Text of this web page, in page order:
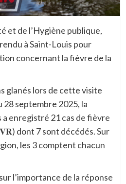
et de l’Hygiène publique,
à Saint-Louis pour
concernant la fièvre de la
glanés lors de cette visite
28 septembre 2025, la
a enregistré 21 cas de fièvre
) dont 7 sont décédés. Sur
les 3 comptent chacun
l’importance de la réponse